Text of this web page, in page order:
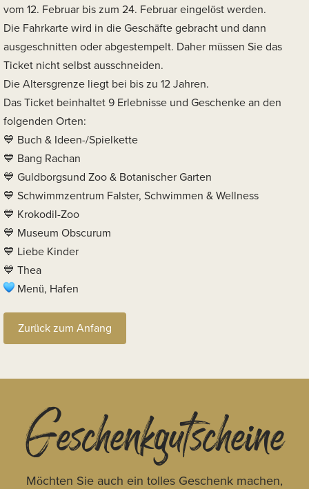
vom 12. Februar bis zum 24. Februar eingelöst werden.
Die Fahrkarte wird in die Geschäfte gebracht und dann
ausgeschnitten oder abgestempelt. Daher müssen Sie das
Ticket nicht selbst ausschneiden.
Die Altersgrenze liegt bei bis zu 12 Jahren.
Das Ticket beinhaltet 9 Erlebnisse und Geschenke an den
folgenden Orten:
Buch & Ideen-/Spielkette
Bang Rachan
Guldborgsund Zoo & Botanischer Garten
Schwimmzentrum Falster, Schwimmen & Wellness
Krokodil-Zoo
Museum Obscurum
Liebe Kinder
Thea
Menü, Hafen
Zurück zum Anfang
Geschenkgutscheine
Möchten Sie auch ein tolles Geschenk machen,